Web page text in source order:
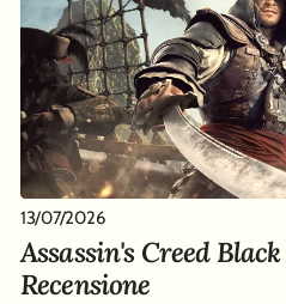
13/07/2026
Assassin's Creed
Recensione